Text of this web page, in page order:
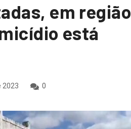
em região
está
2023 0